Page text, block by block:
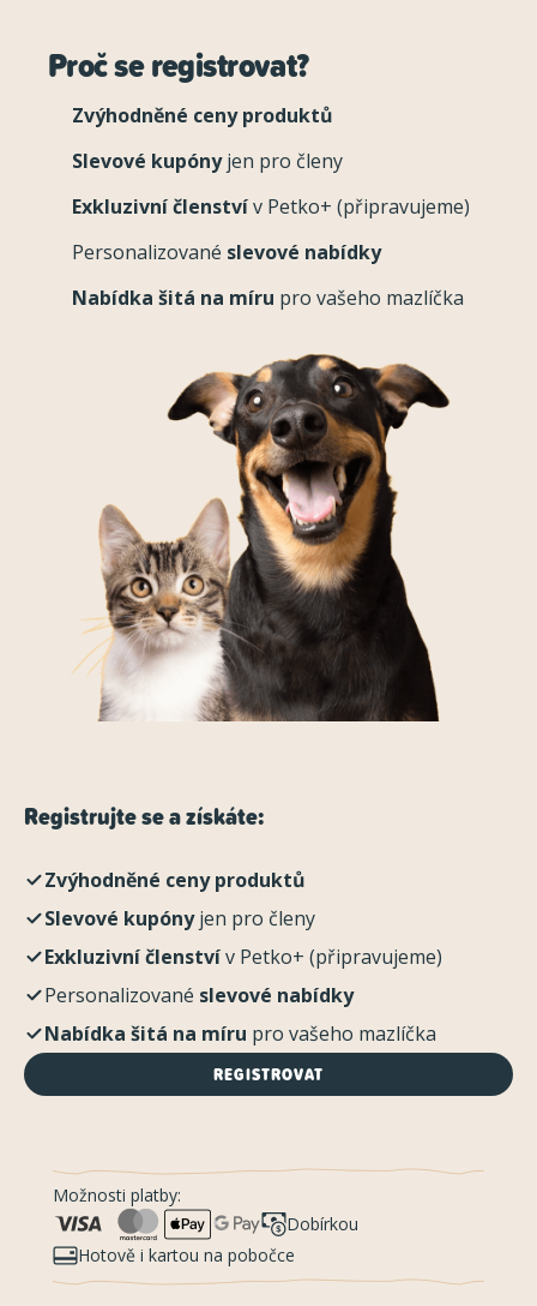
Proč se registrovat?
Zvýhodněné ceny produktů
Slevové kupónyjen pro členy
Exkluzivní členstvív Petko+ (připravujeme)
Personalizované slevové nabídky
Nabídka šitá na míru pro vašeho mazlíčka
Registrujte se a získáte:
Zvýhodněné ceny produktů
Slevové kupónyjen pro členy
Exkluzivní členstvív Petko+ (připravujeme)
Personalizované slevové nabídky
Nabídka šitá na míru pro vašeho mazlíčka
REGISTROVAT
Možnosti platby:
Dobírkou
Hotově i kartou na pobočce